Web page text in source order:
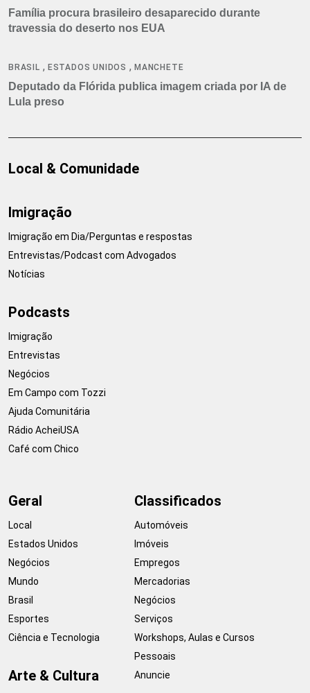
Família procura brasileiro desaparecido durante
travessia do deserto nos EUA
BRASIL , ESTADOS UNIDOS ,MANCHETE
Deputado da Flórida publica imagem criada por IA de
Lula preso
Local & Comunidade
Imigração
Imigração em Dia/Perguntas e respostas
Entrevistas/Podcast com Advogados
Notícias
Podcasts
Imigração
Entrevistas
Negócios
Em Campo com Tozzi
Ajuda Comunitária
Rádio AcheiUSA
Café com Chico
Geral
Local
Estados Unidos
Negócios
Mundo
Brasil
Esportes
Ciência e Tecnologia
Arte & Cultura
Classificados
Automóveis
Imóveis
Empregos
Mercadorias
Negócios
Serviços
Workshops, Aulas e Cursos
Pessoais
Anuncie